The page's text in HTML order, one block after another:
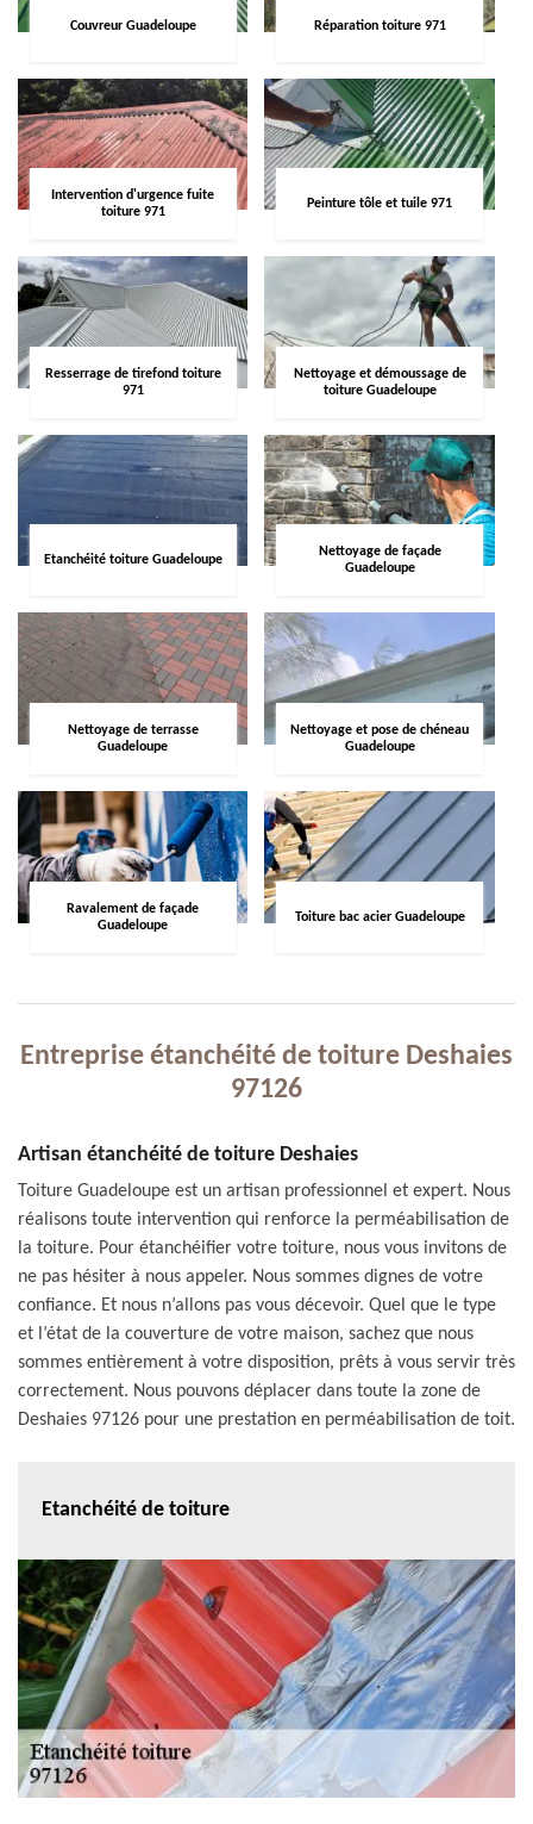
Couvreur Guadeloupe Réparation toiture 971
Intervention d'urgence fuite
toiture 971
Peinture tôle et tuile 971
Resserrage de tirefond toiture
971
Nettoyage et démoussage de
toiture Guadeloupe
Etanchéité toiture Guadeloupe
Nettoyage de façade
Guadeloupe
Nettoyage de terrasse
Guadeloupe
Nettoyage et pose de chéneau
Guadeloupe
Ravalement de façade
Guadeloupe
Toiture bac acier Guadeloupe
Entreprise étanchéité de toiture Deshaies
97126
Artisan étanchéité de toiture Deshaies
Toiture Guadeloupe est un artisan professionnel et expert. Nous
réalisons toute intervention qui renforce la perméabilisation de
la toiture. Pour étanchéifier votre toiture, nous vous invitons de
ne pas hésiter à nous appeler. Nous sommes dignes de votre
confiance. Et nous n’allons pas vous décevoir. Quel que le type
et l’état de la couverture de votre maison, sachez que nous
sommes entièrement à votre disposition, prêts à vous servir très
correctement. Nous pouvons déplacer dans toute la zone de
Deshaies 97126 pour une prestation en perméabilisation de toit.
Etanchéité de toiture